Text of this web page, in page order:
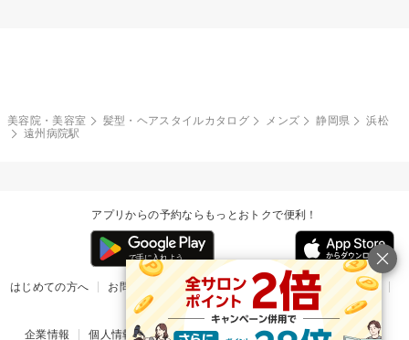
美容院・美容室 髪型・ヘアスタイルカタログ メンズ 静岡県
浜松
遠州病院駅
アプリからの予約ならもっとおトクで便利！
はじめての方へ お問い合わせ ヘルプ リリース情報
利用規約
掲載ご希望のサロン様
企業情報 個人情報保護方針 楽天のサービス一覧 アプリ一覧